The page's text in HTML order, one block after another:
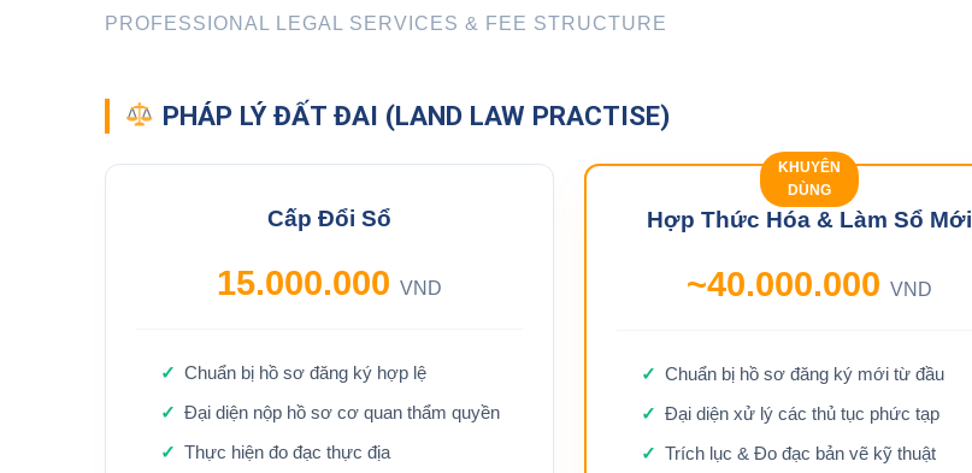
PROFESSIONAL LEGAL SERVICES & FEE STRUCTURE
PHÁP LÝ ĐẤT ĐAI (LAND LAW PRACTISE)
Cấp Đổi Sổ
15.000.000VND
Chuẩn bị hồ sơ đăng ký hợp lệ
Đại diện nộp hồ sơ cơ quan thẩm quyền
Thực hiện đo đạc thực địa
KHUYÊN
DÙNG
Hợp Thức Hóa & Làm Sổ Mới
~40.000.000 VND
Chuẩn bị hồ sơ đăng ký mới từ đầu
Đại diện xử lý các thủ tục phức tạp
Trích lục & Đo đạc bản vẽ kỹ thuật